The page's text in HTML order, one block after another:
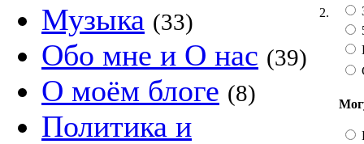
Музыка (33)
Обо мне и О нас (39)
О моём блоге (8)
Политика и
2.